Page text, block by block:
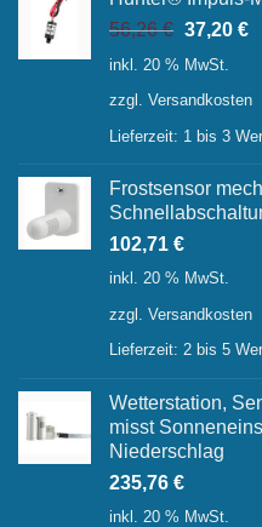
56,26€
Preis
56,26 €
37,20 €
inkl. 20 % MwSt.
zzgl. Versandkosten
Lieferzeit: 1 bis 3
Frostsensor
102,71 €
inkl. 20 % MwSt.
zzgl. Versandkosten
Lieferzeit: 2 bis 5
Wetterstation,
misst
Niederschlag
235,76 €
inkl. 20 % MwSt.